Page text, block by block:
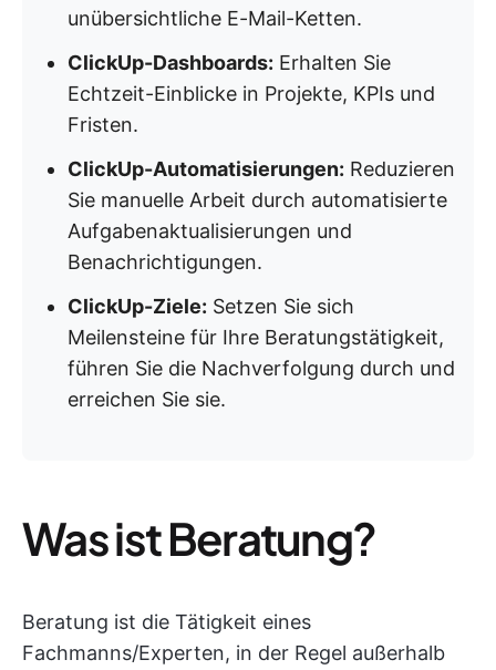
unübersichtliche E-Mail-Ketten.
ClickUp-Dashboards: Erhalten Sie
Echtzeit-Einblicke in Projekte, KPIs und
Fristen.
ClickUp-Automatisierungen: Reduzieren
Sie manuelle Arbeit durch automatisierte
Aufgabenaktualisierungen und
Benachrichtigungen.
ClickUp-Ziele: Setzen Sie sich
Meilensteine für Ihre Beratungstätigkeit,
führen Sie die Nachverfolgung durch und
erreichen Sie sie.
Was ist Beratung?
Beratung ist die Tätigkeit eines
Fachmanns/Experten, in der Regel außerhalb